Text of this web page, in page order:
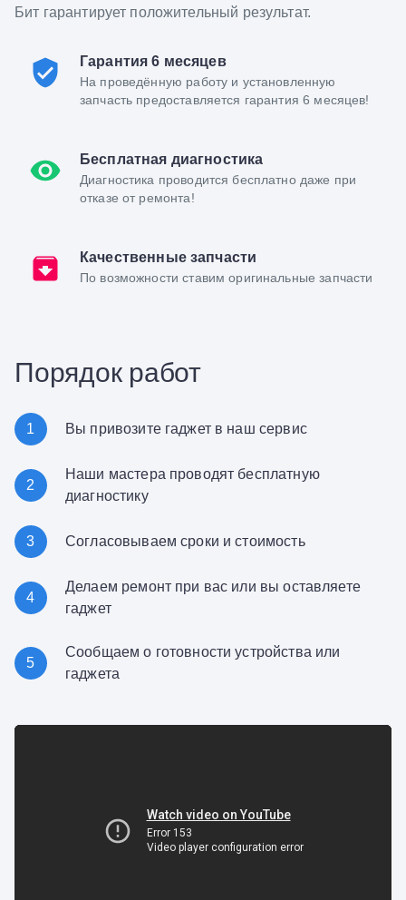
Бит гарантирует положительный результат.
Гарантия 6 месяцев
На проведённую работу и установленную
запчасть предоставляется гарантия 6 месяцев!
Бесплатная диагностика
Диагностика проводится бесплатно даже при
отказе от ремонта!
Качественные запчасти
По возможности ставим оригинальные запчасти
Порядок работ
1 Вы привозите гаджет в наш сервис
2
Наши мастера проводят бесплатную
диагностику
3 Согласовываем сроки и стоимость
4
Делаем ремонт при вас или вы оставляете
гаджет
5
Сообщаем о готовности устройства или
гаджета